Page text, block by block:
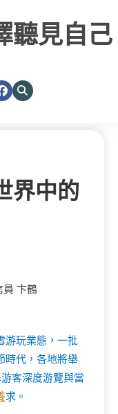
聽見自己
界中的
員 卞鶴
游玩業態，一批
時代，各地將舉
客深度游覽與當
求。